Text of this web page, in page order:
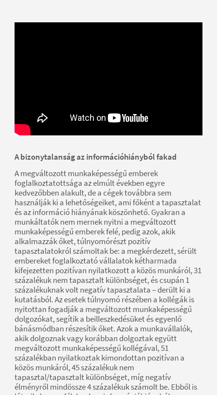
A bizonytalanság az információhiányból fakad
A megváltozott munkaképességű emberek
foglalkoztatottsága az elmúlt években egyre
kedvezőbben alakult, de a cégek továbbra sem
használják ki a lehetőségeiket, ami főként a tapasztalat
és az információ hiányának köszönhető. Gyakran a
munkáltatók nem mernek nyitni a megváltozott
munkaképességű emberek felé, pedig azok, akik
alkalmazzák őket, túlnyomórészt pozitív
tapasztalatokról számoltak be: a megkérdezett, sérült
embereket foglalkoztató vállalatok kétharmada
kifejezetten pozitívan nyilatkozott a közös munkáról, 31
százalékuk nem tapasztalt különbséget, és csupán 1
százalékuknak volt negatív tapasztalata – derült ki a
kutatásból. Az esetek túlnyomó részében a kollégák is
nyitottan fogadják a megváltozott munkaképességű
dolgozókat, segítik a beilleszkedésüket és egyenlő
bánásmódban részesítik őket. Azok a munkavállalók,
akik dolgoznak vagy korábban dolgoztak együtt
megváltozott munkaképességű kollégával, 51
százalékban nyilatkoztak kimondottan pozitívan a
közös munkáról, 45 százalékuk nem
tapasztal/tapasztalt különbséget, míg negatív
élményről mindössze 4 százalékuk számolt be. Ebből is